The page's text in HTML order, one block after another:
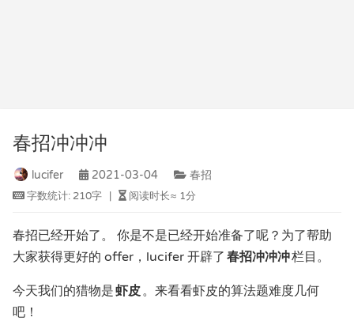
春招冲冲冲
lucifer 2021-03-04 春招
字数统计: 210字 阅读时长≈ 1分
春招已经开始了。 你是不是已经开始准备了呢？为了帮助
大家获得更好的 offer，lucifer 开辟了 春招冲冲冲栏目。
今天我们的猎物是虾皮。来看看虾皮的算法题难度几何
吧！